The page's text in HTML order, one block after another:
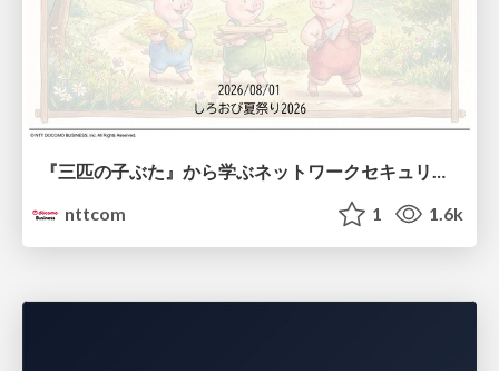
『三匹の子ぶた』から学ぶネットワークセキュリティの昔と今 / Network Security: Then and Now Through the Lens of The Three Little Pigs
nttcom
1 1.6k